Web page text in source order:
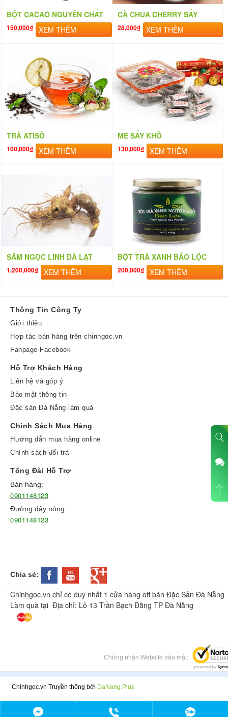
BỘT CACAO NGUYÊN CHẤT
150,000₫ XEM THÊM
CÀ CHUA CHERRY SẤY
28,000₫ XEM THÊM
TRÀ ATISÔ
100,000₫ XEM THÊM
ME SẤY KHÔ
130,000₫ XEM THÊM
SÂM NGỌC LINH ĐÀ LẠT
1,200,000₫ XEM THÊM
BỘT TRÀ XANH BẢO LỘC
200,000₫ XEM THÊM
Thông Tin Công Ty
Giới thiệu
Hợp tác bán hàng trên chinhgoc.vn
Fanpage Facebook
Hỗ Trợ Khách Hàng
Liên hệ và góp ý
Bảo mật thông tin
Đặc sản Đà Nẵng làm quà
Chính Sách Mua Hàng
Hướng dẫn mua hàng online
Chính sách đổi trả
Tổng Đài Hỗ Trợ
Bán hàng:
0901148123
Đường dây nóng:
0901148123
Chia sẻ:
Chinhgoc.vn chỉ có duy nhất 1 cửa hàng off bán Đặc Sản Đà Nẵng
Làm quà tại Địa chỉ: Lô 13 Trần Bạch Đằng TP Đà Nẵng
Chứng nhận Website bảo mật:
Chinhgoc.vn Truyền thông bởi DaNang.Plus